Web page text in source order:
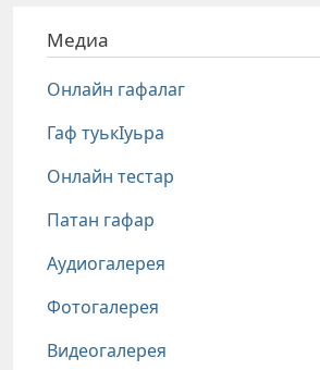
Медиа
Онлайн гафалаг
Гаф туькIуьра
Онлайн тестар
Патан гафар
Аудиогалерея
Фотогалерея
Видеогалерея